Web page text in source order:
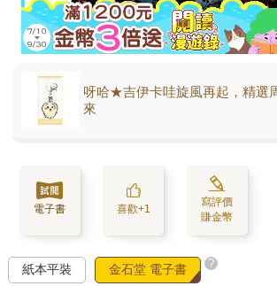
呀哈★吉伊卡哇旋風再起，精選
來
電子書 喜歡+1
寫評價
賺金幣
紙本平裝 金石堂 電子書 ?